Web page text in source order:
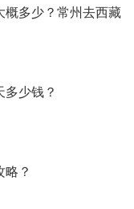
多少？常州去西藏
少钱？
？